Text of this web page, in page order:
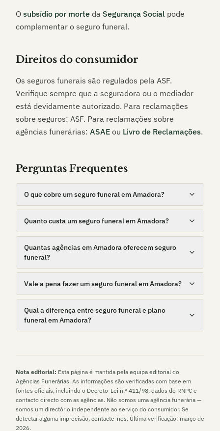
O subsídio por morte da Segurança Social pode
complementar o seguro funeral.
Direitos do consumidor
Os seguros funerais são regulados pela ASF.
Verifique sempre que a seguradora ou o mediador
está devidamente autorizado. Para reclamações
sobre seguros: ASF. Para reclamações sobre
agências funerárias: ASAE ou Livro de Reclamações.
Perguntas Frequentes
O que cobre um seguro funeral em Amadora?
Quanto custa um seguro funeral em Amadora?
Quantas agências em Amadora oferecem seguro
funeral?
Vale a pena fazer um seguro funeral em Amadora?
Qual a diferença entre seguro funeral e plano
funeral em Amadora?
Nota editorial: Esta página é mantida pela equipa editorial do
Agências Funerárias. As informações são verificadas com base em
fontes oficiais, incluindo o Decreto-Lei n.º 411/98, dados do RNPC e
contacto directo com as agências. Não somos uma agência funerária —
somos um directório independente ao serviço do consumidor. Se
detectar alguma imprecisão, contacte-nos. Última verificação: março de
2026.